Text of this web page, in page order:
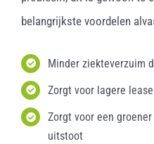
belangrijkste voordelen
Minder ziekteverzuim
Zorgt voor lagere
Zorgt voor een
uitstoot